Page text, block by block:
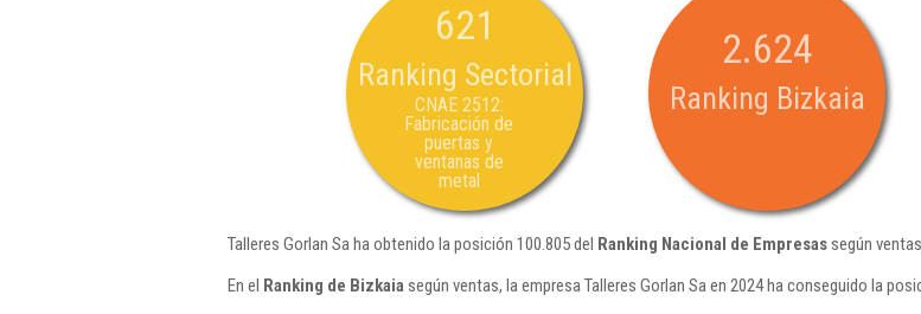
621
Ranking Sectorial
CNAE 2512:
Fabricación de
puertas y
ventanas de
metal
2.624
Ranking Bizkaia
Talleres Gorlan Sa ha obtenido la posición 100.805 del Ranking Nacional de Empresassegún
En el Ranking de Bizkaia según ventas, la empresa Talleres Gorlan Sa en 2024 ha conseguido la